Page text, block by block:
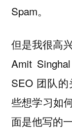
Spam。
但是我很高
Amit
SEO 团队
些想学习如
面是他写的